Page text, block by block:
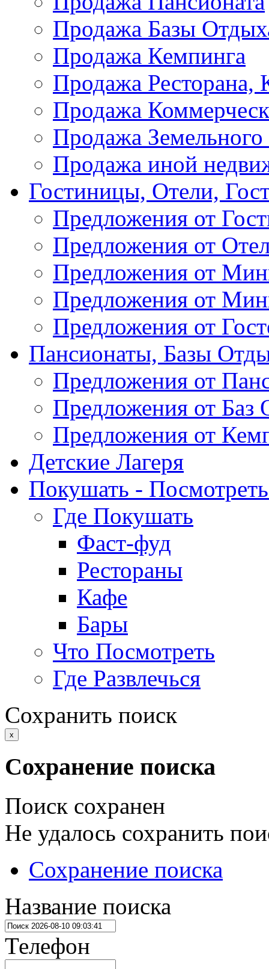
Продажа Базы
Продажа Кемпинга
Продажа Ресторана,
Продажа
Продажа Земельного
Продажа иной
Гостиницы, Отели,
Предложения от
Предложения от
Предложения от
Предложения от
Предложения от
Пансионаты, Базы
Предложения от
Предложения от Баз
Предложения от
Детские Лагеря
Покушать - Посмотреть
Где Покушать
Фаст-фуд
Рестораны
Кафе
Бары
Что Посмотреть
Где Развлечься
Сохранить поиск
x
Сохранение поиска
Поиск сохранен
Не удалось сохранить
Сохранение поиска
Название поиска
Телефон